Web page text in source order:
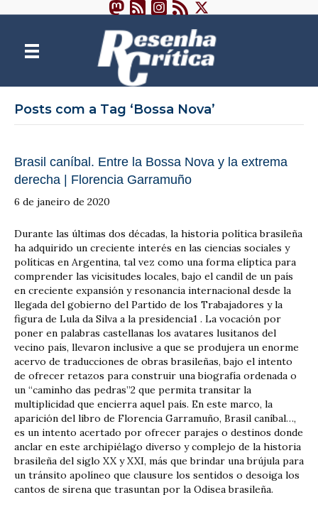
Posts com a Tag ‘Bossa Nova’
Brasil caníbal. Entre la Bossa Nova y la extrema
derecha | Florencia Garramuño
6 de janeiro de 2020
Durante las últimas dos décadas, la historia política brasileña
ha adquirido un creciente interés en las ciencias sociales y
políticas en Argentina, tal vez como una forma elíptica para
comprender las vicisitudes locales, bajo el candil de un país
en creciente expansión y resonancia internacional desde la
llegada del gobierno del Partido de los Trabajadores y la
figura de Lula da Silva a la presidencia1 . La vocación por
poner en palabras castellanas los avatares lusitanos del
vecino país, llevaron inclusive a que se produjera un enorme
acervo de traducciones de obras brasileñas, bajo el intento
de ofrecer retazos para construir una biografía ordenada o
un “caminho das pedras”2 que permita transitar la
multiplicidad que encierra aquel país. En este marco, la
aparición del libro de Florencia Garramuño, Brasil caníbal…,
es un intento acertado por ofrecer parajes o destinos donde
anclar en este archipiélago diverso y complejo de la historia
brasileña del siglo XX y XXI, más que brindar una brújula para
un tránsito apolíneo que clausure los sentidos o desoiga los
cantos de sirena que trasuntan por la Odisea brasileña.